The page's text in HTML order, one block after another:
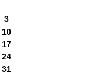
3
10
17
24
31